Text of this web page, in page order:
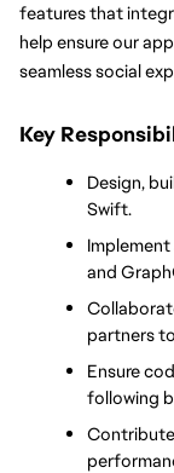
features that
help ensure our
seamless social
Key
Design,
Swift.
and
partners
Ensure
following